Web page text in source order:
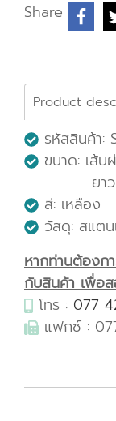
Share
Product
รหัสสินค้า:
ขนาด: เส้น
ยาว
สี: เหลือง
วัสดุ: สแตน
หากท่านต้องก
กับสินค้า เพื่อ
โทร : 077
แฟกซ์ :